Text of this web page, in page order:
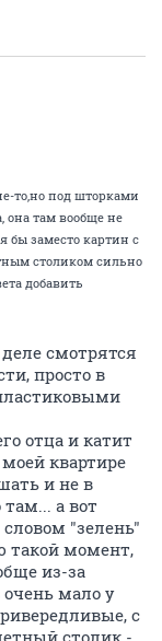
то,но под шторками
она там вообще не
бы заместо картин с
столиком сильно
добавить
смотрятся
просто в
отца и катит
квартире
и не в
а вот
"зелень"
такой момент,
из-за
очень мало у
с
столик -